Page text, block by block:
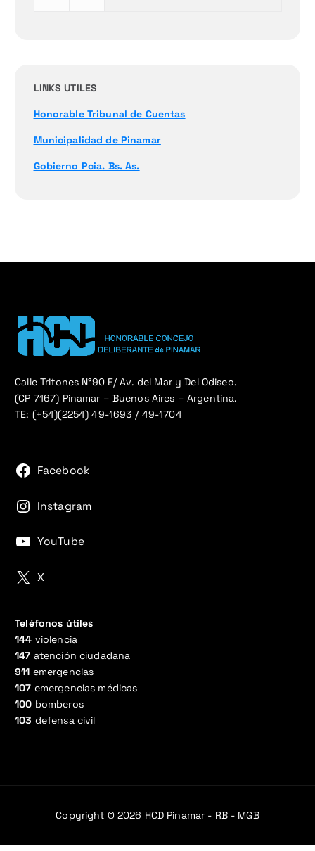
LINKS UTILES
Honorable Tribunal de Cuentas
Municipalidad de Pinamar
Gobierno Pcia. Bs. As.
Calle Tritones N°90 E/ Av. del Mar y Del Odiseo.
(CP 7167) Pinamar – Buenos Aires – Argentina.
TE: (+54)(2254) 49-1693 / 49-1704
Facebook
Instagram
YouTube
X
Teléfonos útiles
144 violencia
147 atención ciudadana
911 emergencias
107 emergencias médicas
100 bomberos
103 defensa civil
Copyright © 2026 HCD Pinamar - RB - MGB